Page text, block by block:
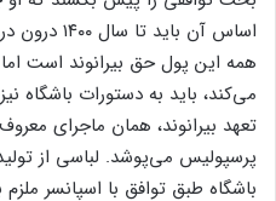
اساس آن باید تا سال ۱۴۰۰ درون دروازه پرسپولیس می‌ماند.
همه این‌ پول حق بیرانوند است
می‌کند، باید به دستورات باشگاه
تعهد بیرانوند، همان ماجرای
پرسپولیس می‌پوشد. لباسی از
باشگاه طبق توافق با اسپانسر ملزم